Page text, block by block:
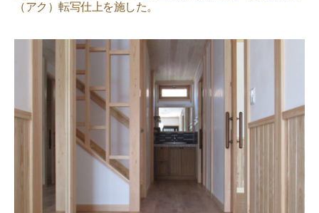
（アク）転写仕上を施した。